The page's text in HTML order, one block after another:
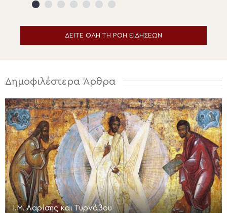
ΔΕΙΤΕ ΟΛΗ ΤΗ ΡΟΗ ΕΙΔΗΣΕΩΝ
Δημοφιλέστερα Άρθρα
Ι.Μ. Λαρίσης και Τυρνάβου